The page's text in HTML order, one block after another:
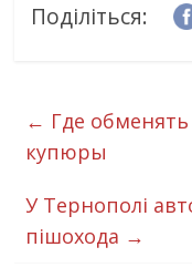
Поділіться:
← Где
купюры
У Тернополі
пішохода →